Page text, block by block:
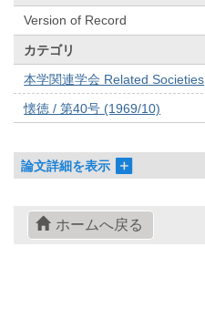
Version of Record
カテゴリ
本学関連学会 Related Societies
懐徳 / 第40号 (1969/10)
論文詳細を表示
ホームへ戻る